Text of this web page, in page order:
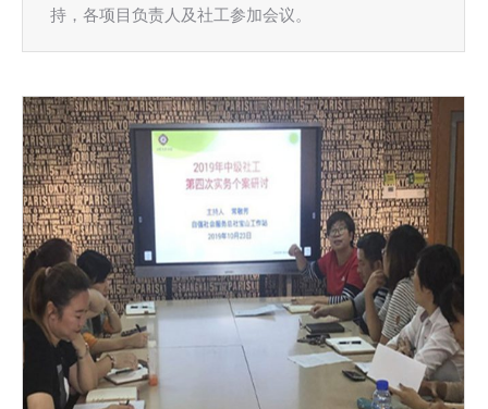
持，各项目负责人及社工参加会议。